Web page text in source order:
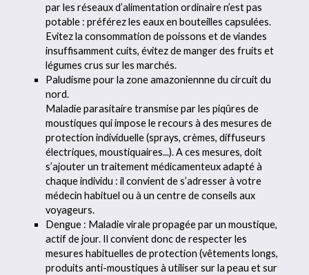
par les réseaux d’alimentation ordinaire n’est pas
potable : préférez les eaux en bouteilles capsulées.
Evitez la consommation de poissons et de viandes
insuffisamment cuits, évitez de manger des fruits et
légumes crus sur les marchés.
Paludisme pour la zone amazoniennne du circuit du
nord.
Maladie parasitaire transmise par les piqûres de
moustiques qui impose le recours à des mesures de
protection individuelle (sprays, crèmes, diffuseurs
électriques, moustiquaires...). A ces mesures, doit
s’ajouter un traitement médicamenteux adapté à
chaque individu : il convient de s’adresser à votre
médecin habituel ou à un centre de conseils aux
voyageurs.
Dengue : Maladie virale propagée par un moustique,
actif de jour. Il convient donc de respecter les
mesures habituelles de protection (vêtements longs,
produits anti-moustiques à utiliser sur la peau et sur